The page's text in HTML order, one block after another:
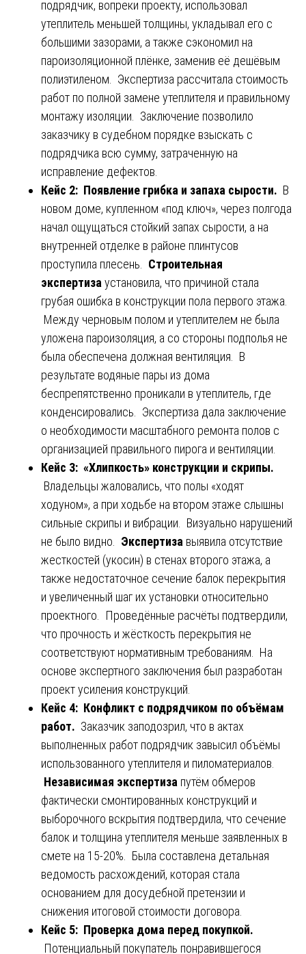
подрядчик, вопреки проекту, использовал
утеплитель меньшей толщины, укладывал его с
большими зазорами, а также сэкономил на
пароизоляционной плёнке, заменив её дешёвым
полиэтиленом. Экспертиза рассчитала стоимость
работ по полной замене утеплителя и правильному
монтажу изоляции. Заключение позволило
заказчику в судебном порядке взыскать с
подрядчика всю сумму, затраченную на
исправление дефектов.
Кейс 2: Появление грибка и запаха сырости. В
новом доме, купленном «под ключ», через полгода
начал ощущаться стойкий запах сырости, а на
внутренней отделке в районе плинтусов
проступила плесень. Строительная
экспертиза установила, что причиной стала
грубая ошибка в конструкции пола первого этажа.
Между черновым полом и утеплителем не была
уложена пароизоляция, а со стороны подполья не
была обеспечена должная вентиляция. В
результате водяные пары из дома
беспрепятственно проникали в утеплитель, где
конденсировались. Экспертиза дала заключение
о необходимости масштабного ремонта полов с
организацией правильного пирога и вентиляции.
Кейс 3: «Хлипкость» конструкции и скрипы.
Владельцы жаловались, что полы «ходят
ходуном», а при ходьбе на втором этаже слышны
сильные скрипы и вибрации. Визуально нарушений
не было видно. Экспертиза выявила отсутствие
жесткостей (укосин) в стенах второго этажа, а
также недостаточное сечение балок перекрытия
и увеличенный шаг их установки относительно
проектного. Проведённые расчёты подтвердили,
что прочность и жёсткость перекрытия не
соответствуют нормативным требованиям. На
основе экспертного заключения был разработан
проект усиления конструкций.
Кейс 4: Конфликт с подрядчиком по объёмам
работ. Заказчик заподозрил, что в актах
выполненных работ подрядчик завысил объёмы
использованного утеплителя и пиломатериалов.
Независимая экспертиза путём обмеров
фактически смонтированных конструкций и
выборочного вскрытия подтвердила, что сечение
балок и толщина утеплителя меньше заявленных в
смете на 15-20%. Была составлена детальная
ведомость расхождений, которая стала
основанием для досудебной претензии и
снижения итоговой стоимости договора.
Кейс 5: Проверка дома перед покупкой.
Потенциальный покупатель понравившегося